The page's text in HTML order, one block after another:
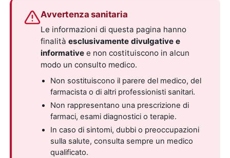
Avvertenza sanitaria
Le informazioni di questa pagina hanno
finalitàesclusivamente divulgative e
informative e non costituiscono in alcun
modo un consulto medico.
Non sostituiscono il parere del medico, del
farmacista o di altri professionisti sanitari.
Non rappresentano una prescrizione di
farmaci, esami diagnostici o terapie.
In caso di sintomi, dubbi o preoccupazioni
sulla salute, consulta sempre un medico
qualificato.